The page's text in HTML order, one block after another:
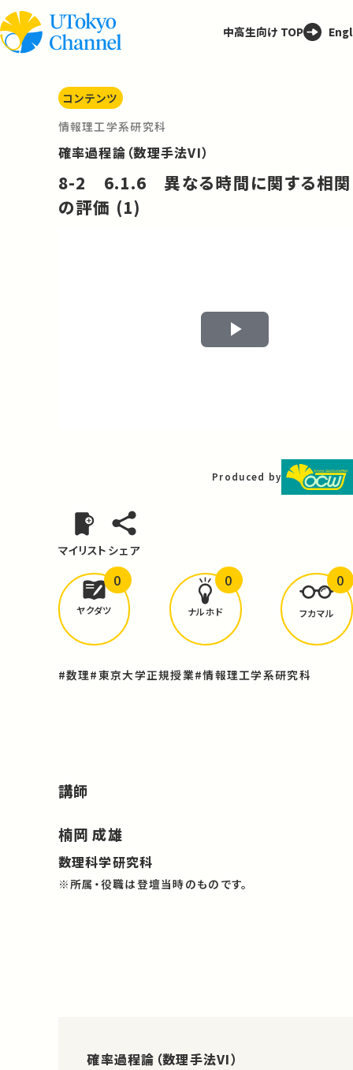
中高生向け TOP
コンテンツ
情報理工学系研究科
確率過程論（数理手法VI）
8-2 6.1.6 異なる時間に関する相関
の評価 (1)
Play
Produced by
マイリスト シェア
どんな学びがありましたか？
ヤクダツ
0
ナルホド
0
フカマル
0
#数理#東京大学正規授業#情報理工学系研究科
講師
楠岡 成雄
数理科学研究科
※所属・役職は登壇当時のものです。
確率過程論（数理手法VI）